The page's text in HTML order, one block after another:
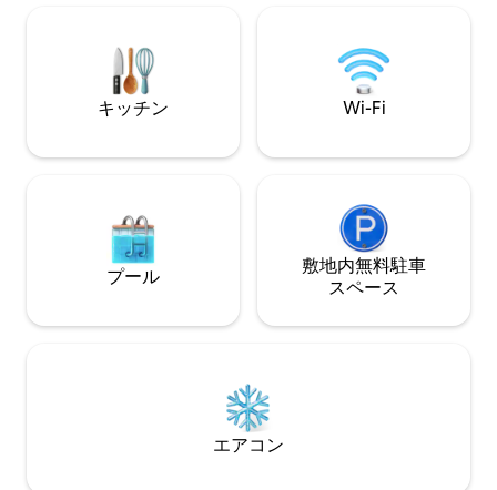
ッドで眠ることができま
フリー/フレキシ
ェックアウトを手
キッチン Wi-Fi
プール
敷地内無料駐⁠車
ス⁠ペ⁠ー⁠ス
エアコン